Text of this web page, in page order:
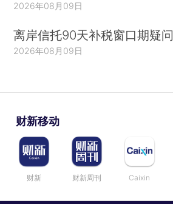
2026年08月09日
离岸信托90天补税窗口期疑问
2026年08月09日
财新移动
财新 财新周刊 Caixin